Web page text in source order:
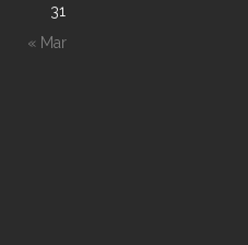
31
« Mar